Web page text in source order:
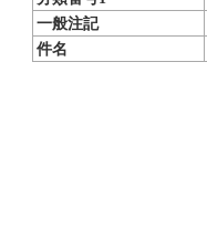
一般注記
件名